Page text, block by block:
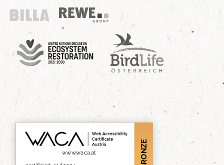
Billa
REWE Group
UN Decade
Birdlife